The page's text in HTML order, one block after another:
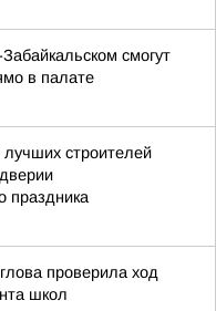
смогут
в палате
строителей
праздника
проверила ход
школ